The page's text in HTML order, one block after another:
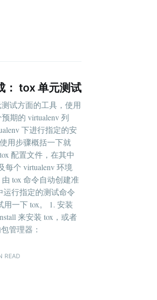
： tox 单元测试
试方面的工具，使用
期的 virtualenv 列
下进行指定的安
用步骤概括一下就
配置文件，在其中
每个 virtualenv 环境
tox 命令自动创建准
运行指定的测试命令
一下 tox。 1. 安装
来安装 tox，或者
管理器：
READ